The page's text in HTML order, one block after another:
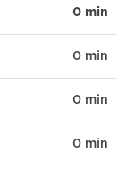
0 min
0 min
0 min
0 min